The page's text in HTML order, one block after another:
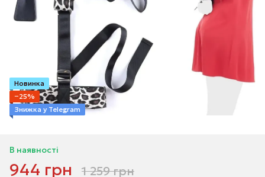
Новинка
−25%
Знижка у Telegram
В наявності
944 грн 1 259 грн